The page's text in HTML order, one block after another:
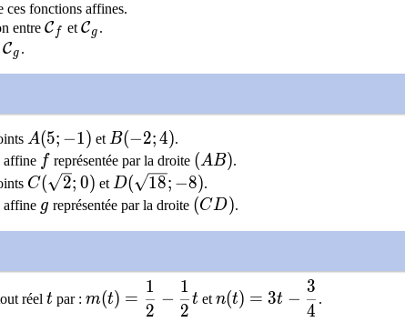
ces fonctions affines.
entre \mathcal{C}_f
C f et\mathcal{C}_g
Cg .
\mathcal{C}_g
Cg .
A(5;-1)
A(5; −1) et B(-2;4)
B(−2; 4).
affine ff représentée par la droite (AB)
(AB).
C(\sqrt{2};0)
C( 2; 0) et D(\sqrt{18};-8)
D( 18; −8).
affine g
g représentée par la droite (CD)
(CD).
réel t
t par : m(t)=\dfrac{1}{2}-\dfrac{1}{2}t
m(t) =
2
1
−
2
1
tet n(t)=3t-\dfrac{3}{4}
n(t) = 3t −
4
3
.